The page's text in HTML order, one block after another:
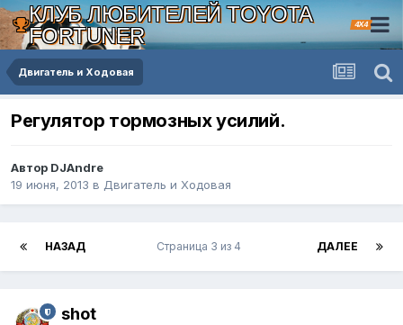
КЛУБ ЛЮБИТЕЛЕЙ TOYOTA
FORTUNER
4X4
Двигатель и Ходовая
Регулятор тормозных усилий.
Автор DJAndre
19 июня, 2013 в Двигатель и Ходовая
НАЗАД ДАЛЕЕ
Страница 3 из 4
shot